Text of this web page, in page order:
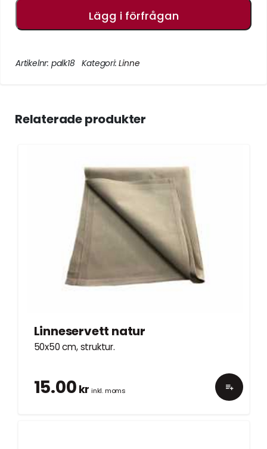
Lägg i förfrågan
Artikelnr: palk18 Kategori:Linne
Relaterade produkter
Linneservett natur
50x50 cm, struktur.
15.00 kr inkl. moms